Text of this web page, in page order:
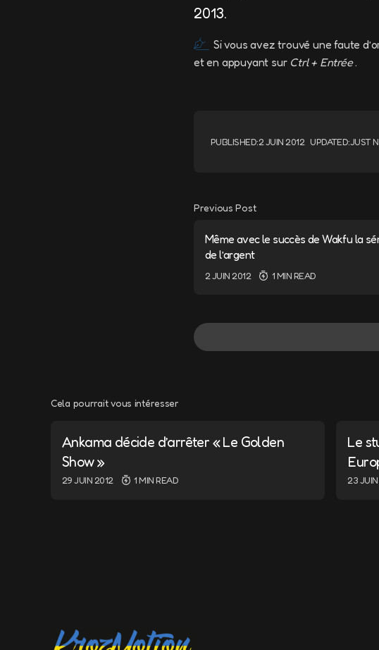
2013.
Si vous avez trouvé une faute
et en appuyant sur Ctrl + Entrée.
PUBLISHED:2 JUIN 2012 UPDATED:JUST
Previous Post
Même avec le succès de Wakfu la
de l’argent
2 JUIN 2012 1 MIN READ
Cela pourrait vous intéresser
Ankama décide d’arrêter « Le Golden
Show »
29 JUIN 2012 1 MIN READ
Le
23